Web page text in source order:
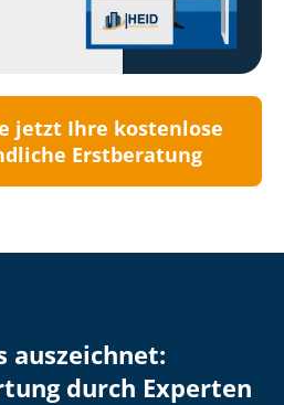
jetzt Ihre kostenlose
Erstberatung
auszeichnet:
durch Experten